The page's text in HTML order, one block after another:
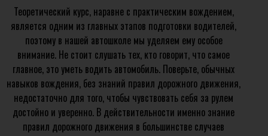
Теоретический курс, наравне с практическим вождением,
является одним из главных этапов подготовки водителей,
поэтому в нашей автошколе мы уделяем ему особое
внимание. Не стоит слушать тех, кто говорит, что самое
главное, это уметь водить автомобиль. Поверьте, обычных
навыков вождения, без знаний правил дорожного движения,
недостаточно для того, чтобы чувствовать себя за рулем
достойно и уверенно. В действительности именно знание
правил дорожного движения в большинстве случаев